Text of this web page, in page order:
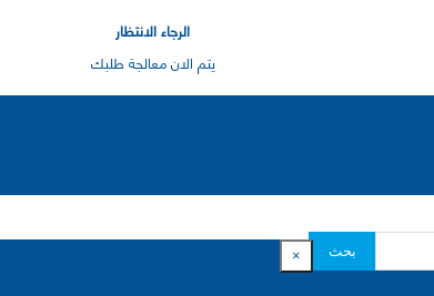
الرجاء الانتظار
يتم الان معالجة طلبك
بحث ×